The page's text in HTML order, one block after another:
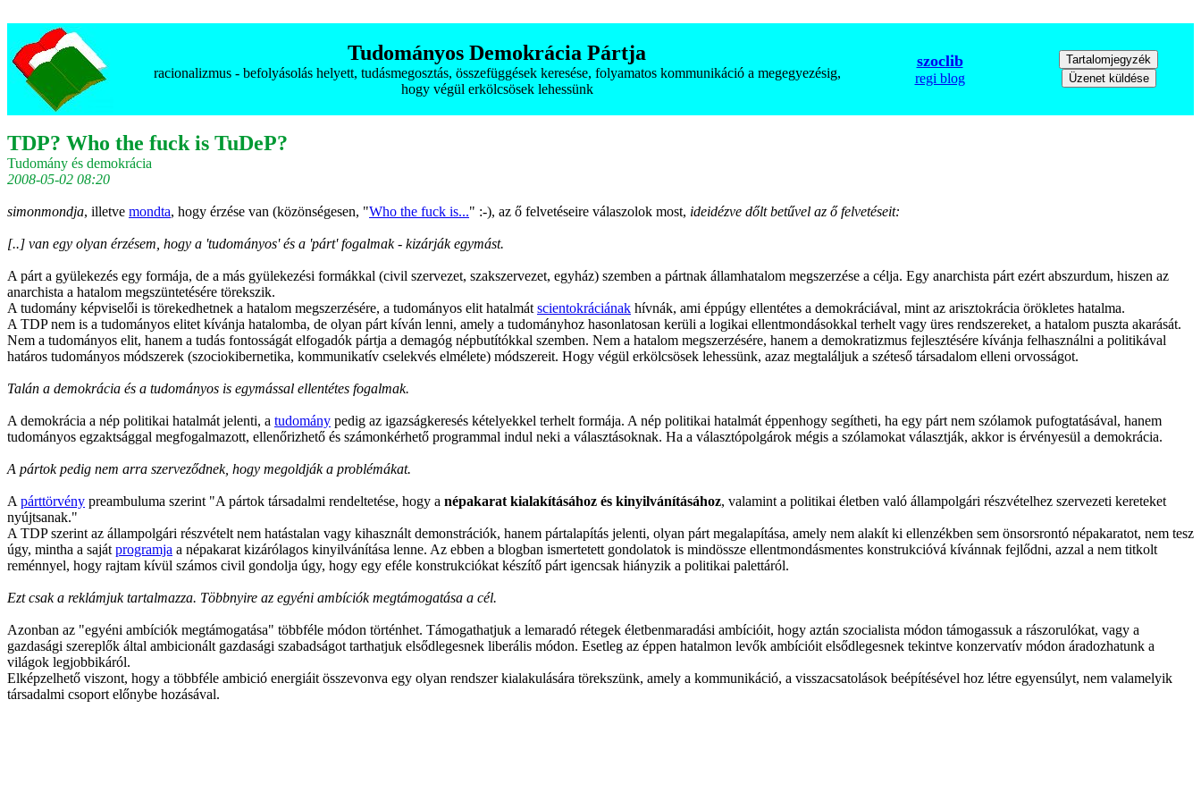
Tudományos Demokrácia Pártja
racionalizmus - befolyásolás helyett, tudásmegosztás, összefüggések keresése, folyamatos kommunikáció a megegyezésig,
hogy végül erkölcsösek lehessünk
szoclib
regi blog
TDP? Who the fuck is TuDeP?
Tudomány és demokrácia
2008-05-02 08:20
simonmondja, illetve mondta, hogy érzése van (közönségesen, "Who the fuck is..." :-), az ő felvetéseire válaszolok most, ideidézve dőlt betűvel az ő felvetéseit:
[..] van egy olyan érzésem, hogy a 'tudományos' és a 'párt' fogalmak - kizárják egymást.
A párt a gyülekezés egy formája, de a más gyülekezési formákkal (civil szervezet, szakszervezet, egyház) szemben a pártnak államhatalom megszerzése a célja. Egy anarchista párt ezért abszurdum, hiszen az
anarchista a hatalom megszüntetésére törekszik.
A tudomány képviselői is törekedhetnek a hatalom megszerzésére, a tudományos elit hatalmát scientokráciának hívnák, ami éppúgy ellentétes a demokráciával, mint az arisztokrácia örökletes hatalma.
A TDP nem is a tudományos elitet kívánja hatalomba, de olyan párt kíván lenni, amely a tudományhoz hasonlatosan kerüli a logikai ellentmondásokkal terhelt vagy üres rendszereket, a hatalom puszta akarását.
Nem a tudományos elit, hanem a tudás fontosságát elfogadók pártja a demagóg népbutítókkal szemben. Nem a hatalom megszerzésére, hanem a demokratizmus fejlesztésére kívánja felhasználni a politikával
határos tudományos módszerek (szociokibernetika, kommunikatív cselekvés elmélete) módszereit. Hogy végül erkölcsösek lehessünk, azaz megtaláljuk a széteső társadalom elleni orvosságot.
Talán a demokrácia és a tudományos is egymással ellentétes fogalmak.
A demokrácia a nép politikai hatalmát jelenti, a tudomány pedig az igazságkeresés kételyekkel terhelt formája. A nép politikai hatalmát éppenhogy segítheti, ha egy párt nem szólamok pufogtatásával, hanem
tudományos egzaktsággal megfogalmazott, ellenőrizhető és számonkérhető programmal indul neki a választásoknak. Ha a választópolgárok mégis a szólamokat választják, akkor is érvényesül a demokrácia.
A pártok pedig nem arra szerveződnek, hogy megoldják a problémákat.
A párttörvény preambuluma szerint "A pártok társadalmi rendeltetése, hogy a népakarat kialakításához és kinyilvánításához, valamint a politikai életben való állampolgári részvételhez szervezeti kereteket
nyújtsanak."
A TDP szerint az állampolgári részvételt nem hatástalan vagy kihasznált demonstrációk, hanem pártalapítás jelenti, olyan párt megalapítása, amely nem alakít ki ellenzékben sem önsorsrontó népakaratot, nem tesz
úgy, mintha a saját programja a népakarat kizárólagos kinyilvánítása lenne. Az ebben a blogban ismertetett gondolatok is mindössze ellentmondásmentes konstrukcióvá kívánnak fejlődni, azzal a nem titkolt
reménnyel, hogy rajtam kívül számos civil gondolja úgy, hogy egy eféle konstrukciókat készítő párt igencsak hiányzik a politikai palettáról.
Ezt csak a reklámjuk tartalmazza. Többnyire az egyéni ambíciók megtámogatása a cél.
Azonban az "egyéni ambíciók megtámogatása" többféle módon történhet. Támogathatjuk a lemaradó rétegek életbenmaradási ambícióit, hogy aztán szocialista módon támogassuk a rászorulókat, vagy a
gazdasági szereplők által ambicionált gazdasági szabadságot tarthatjuk elsődlegesnek liberális módon. Esetleg az éppen hatalmon levők ambícióit elsődlegesnek tekintve konzervatív módon áradozhatunk a
világok legjobbikáról.
Elképzelhető viszont, hogy a többféle ambició energiáit összevonva egy olyan rendszer kialakulására törekszünk, amely a kommunikáció, a visszacsatolások beépítésével hoz létre egyensúlyt, nem valamelyik
társadalmi csoport előnybe hozásával.